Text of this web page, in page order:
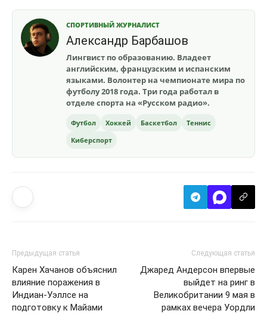
СПОРТИВНЫЙ ЖУРНАЛИСТ
Александр Барбашов
Лингвист по образованию. Владеет
английским, французским и испанским
языками. Волонтер на чемпионате мира по
футболу 2018 года. Три года работал в
отделе спорта на «Русском радио».
Футбол Хоккей Баскетбол
Теннис
Киберспорт
Предыдущая статья
Карен Хачанов объяснил
влияние поражения в
Индиан-Уэллсе на
подготовку к Майами
Следующая статья
Джаред Андерсон впервые
выйдет на ринг в
Великобритании 9 мая в
рамках вечера Уордли